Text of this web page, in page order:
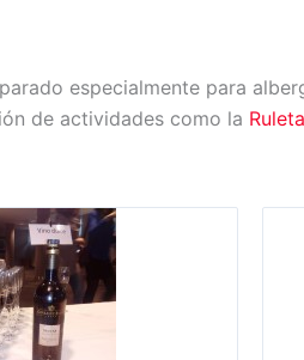
especialmente para
de actividades como la